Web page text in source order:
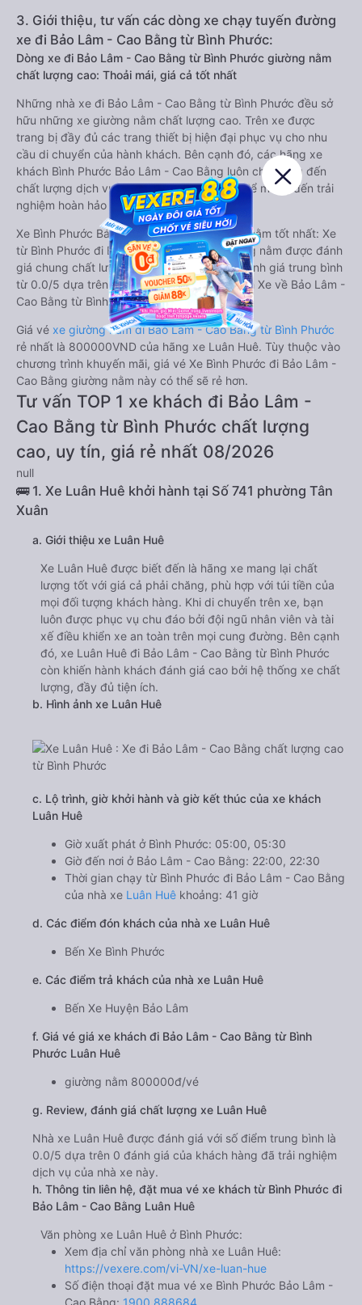
3. Giới thiệu, tư vấn các dòng xe chạy tuyến đường
xe đi Bảo Lâm - Cao Bằng từ Bình Phước:
Dòng xe đi Bảo Lâm - Cao Bằng từ Bình Phước giường nằm
chất lượng cao: Thoải mái, giá cả tốt nhất
Những nhà xe đi Bảo Lâm - Cao Bằng từ Bình Phước đều sở
hữu những xe giường nằm chất lượng cao. Trên xe được
trang bị đầy đủ các trang thiết bị hiện đại phục vụ cho nhu
cầu di chuyển của hành khách. Bên cạnh đó, các hãng xe
khách Bình Phước Bảo Lâm - Cao Bằng luôn chú trọng đến
chất lượng dịch vụ, không ngừng cải thiện để mang đến trải
nghiệm hoàn hảo cho hành khách.
Xe Bình Phước Bảo Lâm - Cao Bằng giường nằm tốt nhất: Xe
từ Bình Phước đi Bảo Lâm - Cao Bằng giường nằm được đánh
giá chung chất lượng Trung bình với điểm đánh giá trung bình
từ 0.0/5 dựa trên 0 phản hồi của hành khách Xe về Bảo Lâm -
Cao Bằng từ Bình Phước.
Giá vé xe giường nằm đi Bảo Lâm - Cao Bằng từ Bình Phước
rẻ nhất là 800000VND của hãng xe Luân Huê. Tùy thuộc vào
chương trình khuyến mãi, giá vé Xe Bình Phước đi Bảo Lâm -
Cao Bằng giường nằm này có thể sẽ rẻ hơn.
Tư vấn TOP 1 xe khách đi Bảo Lâm -
Cao Bằng từ Bình Phước chất lượng
cao, uy tín, giá rẻ nhất 08/2026
null
🚌 1. Xe Luân Huê khởi hành tại Số 741 phường Tân
Xuân
a. Giới thiệu xe Luân Huê
Xe Luân Huê được biết đến là hãng xe mang lại chất
lượng tốt với giá cả phải chăng, phù hợp với túi tiền của
mọi đối tượng khách hàng. Khi di chuyển trên xe, bạn
luôn được phục vụ chu đáo bởi đội ngũ nhân viên và tài
xế điều khiển xe an toàn trên mọi cung đường. Bên cạnh
đó, xe Luân Huê đi Bảo Lâm - Cao Bằng từ Bình Phước
còn khiến hành khách đánh giá cao bởi hệ thống xe chất
lượng, đầy đủ tiện ích.
b. Hình ảnh xe Luân Huê
c. Lộ trình, giờ khởi hành và giờ kết thúc của xe khách
Luân Huê
Giờ xuất phát ở Bình Phước: 05:00, 05:30
Giờ đến nơi ở Bảo Lâm - Cao Bằng: 22:00, 22:30
Thời gian chạy từ Bình Phước đi Bảo Lâm - Cao Bằng
của nhà xe Luân Huê khoảng: 41 giờ
d. Các điểm đón khách của nhà xe Luân Huê
Bến Xe Bình Phước
e. Các điểm trả khách của nhà xe Luân Huê
Bến Xe Huyện Bảo Lâm
f. Giá vé giá xe khách đi Bảo Lâm - Cao Bằng từ Bình
Phước Luân Huê
giường nằm 800000đ/vé
g. Review, đánh giá chất lượng xe Luân Huê
Nhà xe Luân Huê được đánh giá với số điểm trung bình là
0.0/5 dựa trên 0 đánh giá của khách hàng đã trải nghiệm
dịch vụ của nhà xe này.
h. Thông tin liên hệ, đặt mua vé xe khách từ Bình Phước đi
Bảo Lâm - Cao Bằng Luân Huê
Văn phòng xe Luân Huê ở Bình Phước:
Xem địa chỉ văn phòng nhà xe Luân Huê:
https://vexere.com/vi-VN/xe-luan-hue
Số điện thoại đặt mua vé xe Bình Phước Bảo Lâm -
Cao Bằng: 1900 888684